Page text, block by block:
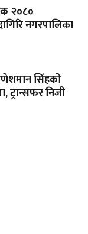
२०८०
नगरपालिका
सिंहको
ट्रान्सफर निजी